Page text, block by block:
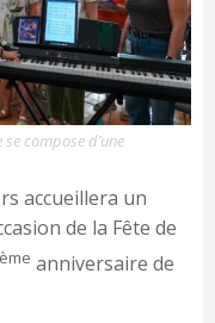
compose d’une
accueillera un
de la Fête de
ème anniversaire de